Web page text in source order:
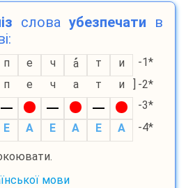
слова убезпечати в
п е ч а т и
-1*
п е ч а т и ] -2*
-3*
E A E A E A -4*
мови